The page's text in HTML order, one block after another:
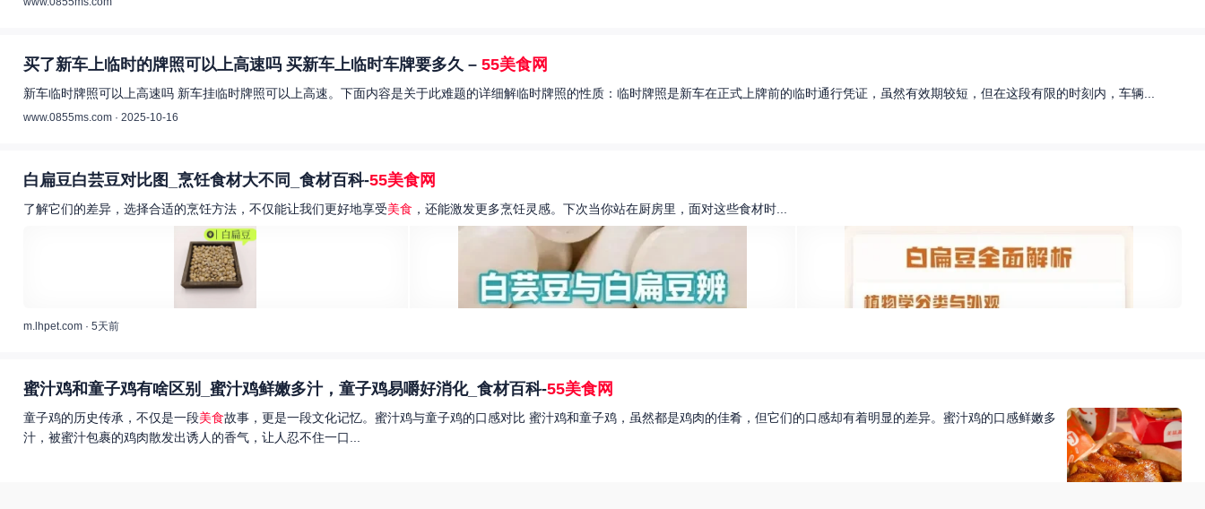
买了新车上临时的牌照可以上高速吗 买新车上临时车牌要多久 – 55美食网
新车临时牌照可以上高速吗 新车挂临时牌照可以上高速。下面内容是关于此难题的详细解临时牌照的性质：临时牌照是新车在正式上牌前的临时通行凭证，虽然有效期较短，但在这段有限的时刻内，车辆...
www.0855ms.com · 2025-10-16
白扁豆白芸豆对比图_烹饪食材大不同_食材百科-55美食网
了解它们的差异，选择合适的烹饪方法，不仅能让我们更好地享受美食 ，还能激发更多烹饪灵感。下次当你站在厨房里，面对这些食材时...
m.lhpet.com · 5天前
蜜汁鸡和童子鸡有啥区别_蜜汁鸡鲜嫩多汁，童子鸡易嚼好消化_食材百科-55美食网
童子鸡的历史传承，不仅是一段美食故事，更是一段文化记忆。蜜汁鸡与童子鸡的口感对比 蜜汁鸡和童子鸡，虽然都是鸡肉的佳肴，但它们的口感却有着明显的差异。蜜汁鸡的口感鲜嫩多
汁，被蜜汁包裹的鸡肉散发出诱人的香气，让人忍不住一口...